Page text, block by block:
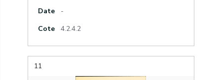
Date
-
Cote
4.2.4.2
11